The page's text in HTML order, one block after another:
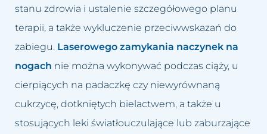
stanu zdrowia i ustalenie szczegółowego planu
terapii, a także wykluczenie przeciwwskazań do
zabiegu. Laserowego zamykania naczynek na
nogach nie można wykonywać podczas ciąży, u
cierpiących na padaczkę czy niewyrównaną
cukrzycę, dotkniętych bielactwem, a także u
stosujących leki światłouczulające lub zaburzające